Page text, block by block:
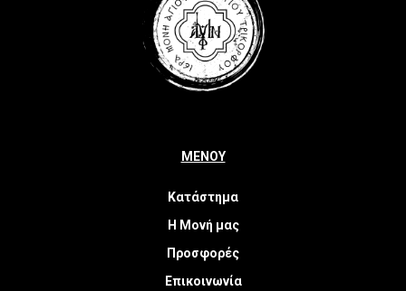
ΜΕΝΟΥ
Κατάστημα
Η Μονή μας
Προσφορές
Επικοινωνία